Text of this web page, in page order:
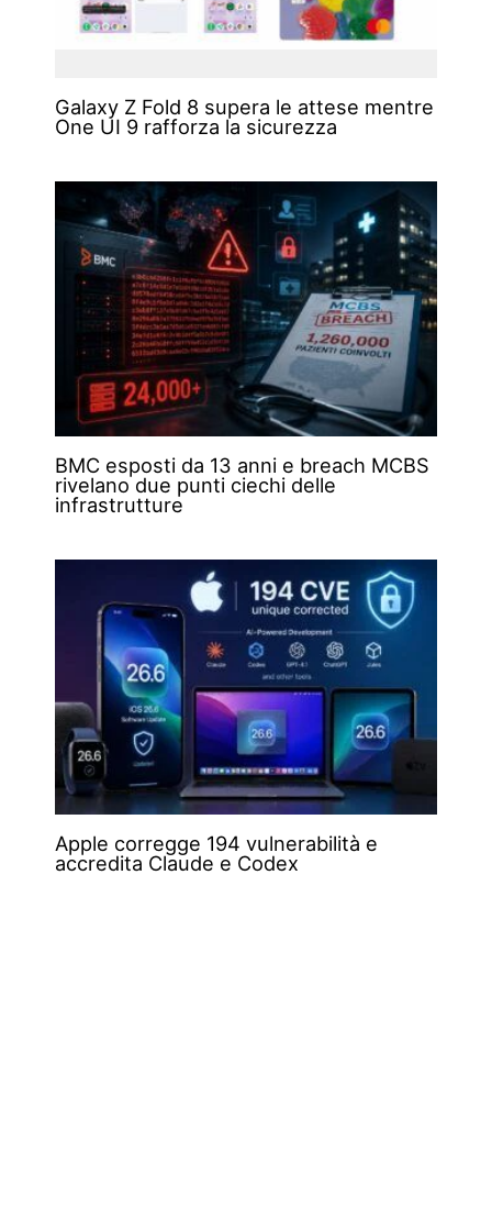
Galaxy Z Fold 8 supera le attese mentre
One UI 9 rafforza la sicurezza
BMC esposti da 13 anni e breach MCBS
rivelano due punti ciechi delle
infrastrutture
Apple corregge 194 vulnerabilità e
accredita Claude e Codex